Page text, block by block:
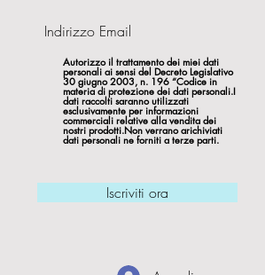
Autorizzo il trattamento dei miei dati
personali ai sensi del Decreto Legislativo
30 giugno 2003, n. 196 “Codice in
materia di protezione dei dati personali.I
dati raccolti saranno utilizzati
esclusivamente per informazioni
commerciali relative alla vendita dei
nostri prodotti.Non verrano arichiviati
dati personali ne forniti a terze parti.
Iscriviti ora